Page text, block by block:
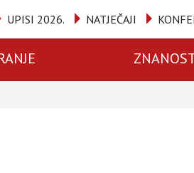
NATJEČAJI
UPISI 2026.